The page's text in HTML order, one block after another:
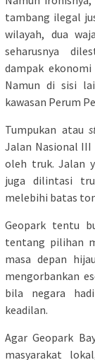
tambang ilegal
wilayah, dua
seharusnya
dampak
Namun di sisi
kawasan Perum
Tumpukan atau
Jalan Nasional
oleh truk. Jalan
juga dilintasi
melebihi batas
Geopark tentu
tentang pilihan
masa depan
mengorbankan
bila negara
keadilan.
Agar Geopark
masyarakat